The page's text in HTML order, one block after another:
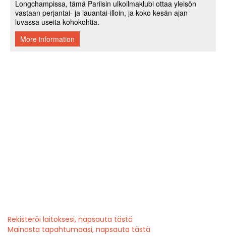
Rekisteröi laitoksesi, napsauta tästä
Mainosta tapahtumaasi, napsauta tästä